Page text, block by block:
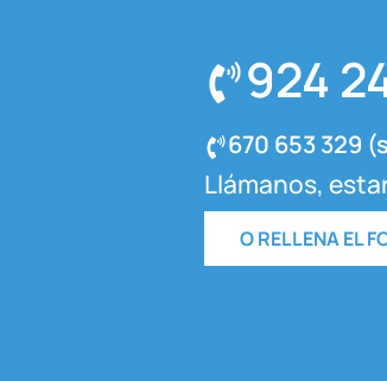
924
670 653 329
Llámanos,
O RELLENA EL